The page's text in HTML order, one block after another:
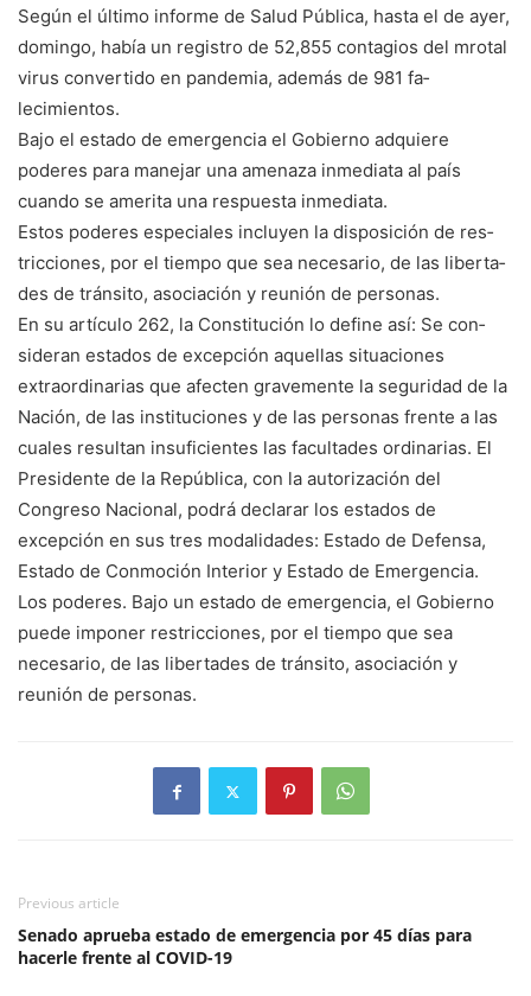
Según el último informe de Salud Pública, hasta el de ayer,
domingo, había un re­gistro de 52,855 contagios del mrotal
virus convertido en pandemia, además de 981 fa­
lecimientos.
Bajo el estado de emer­gencia el Gobierno adquie­re
poderes para manejar una amenaza inmediata al país
cuando se amerita una res­puesta inmediata.
Estos poderes especiales in­cluyen la disposición de res­
tricciones, por el tiempo que sea necesario, de las liberta­
des de tránsito, asociación y reunión de personas.
En su artículo 262, la Cons­titución lo define así: Se con­
sideran estados de excepción aquellas situaciones
extraor­dinarias que afecten grave­mente la seguridad de la
Na­ción, de las instituciones y de las personas frente a las
cua­les resultan insuficientes las facultades ordinarias. El
Pre­sidente de la República, con la autorización del
Congre­so Nacional, podrá declarar los estados de
excepción en sus tres modalidades: Estado de Defensa,
Estado de Con­moción Interior y Estado de Emergencia.
Los poderes. Bajo un estado de emergencia, el Gobierno
puede imponer restricciones, por el tiempo que sea
necesario, de las libertades de tránsito, asociación y
reunión de personas.
Previous article
Senado aprueba estado de emergencia por 45 días para
hacerle frente al COVID-19